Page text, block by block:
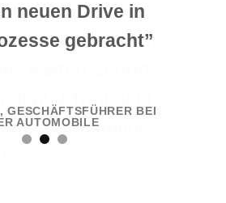
eine positive
ab zu geben und
Streamline
neuen Drive in
gebracht”
GESCHÄFTSFÜHRER BEI
AUTOMOBILE
BESITZER VON